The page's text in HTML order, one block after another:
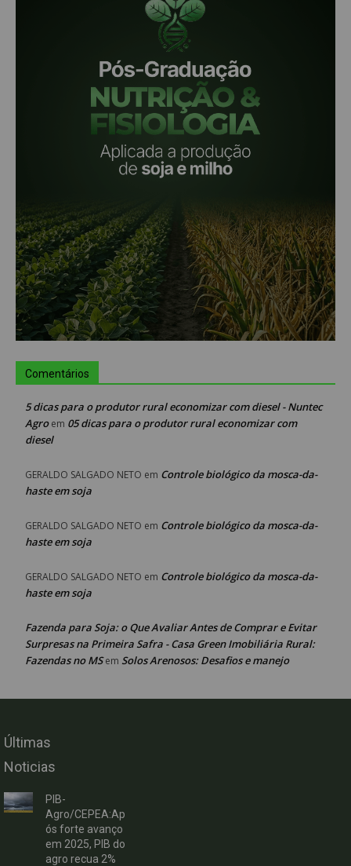
Comentários
5 dicas para o produtor rural economizar com diesel - Nuntec
Agroem 05 dicas para o produtor rural economizar com
diesel
GERALDO SALGADO NETO em Controle biológico da mosca-da-
haste em soja
GERALDO SALGADO NETO em Controle biológico da mosca-da-
haste em soja
GERALDO SALGADO NETO em Controle biológico da mosca-da-
haste em soja
Fazenda para Soja: o Que Avaliar Antes de Comprar e Evitar
Surpresas na Primeira Safra - Casa Green Imobiliária Rural:
Fazendas no MSem Solos Arenosos: Desafios e manejo
Últimas
Noticias
PIB-
Agro/CEPEA:Ap
ós forte avanço
em 2025, PIB do
agro recua 2%